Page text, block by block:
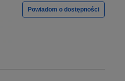
Powiadom o dostępności